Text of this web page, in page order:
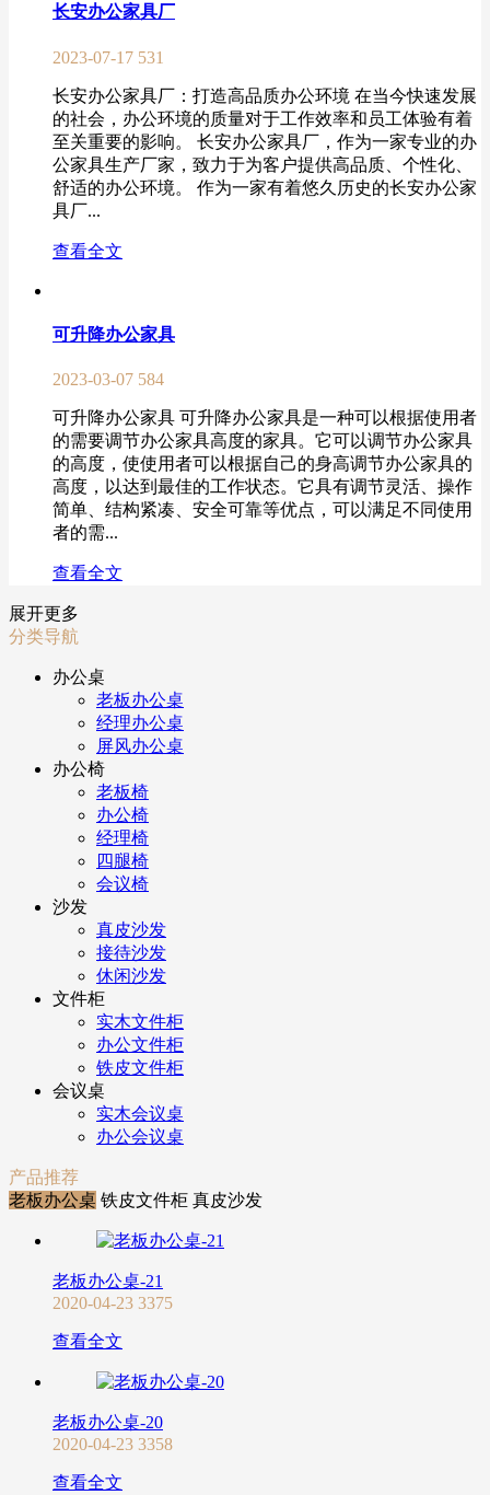
长安办公家具厂
2023-07-17 531
长安办公家具厂：打造高品质办公环境 在当今快速发展
的社会，办公环境的质量对于工作效率和员工体验有着
至关重要的影响。 长安办公家具厂，作为一家专业的办
公家具生产厂家，致力于为客户提供高品质、个性化、
舒适的办公环境。 作为一家有着悠久历史的长安办公家
具厂...
查看全文
可升降办公家具
2023-03-07 584
可升降办公家具 可升降办公家具是一种可以根据使用者
的需要调节办公家具高度的家具。它可以调节办公家具
的高度，使使用者可以根据自己的身高调节办公家具的
高度，以达到最佳的工作状态。它具有调节灵活、操作
简单、结构紧凑、安全可靠等优点，可以满足不同使用
者的需...
查看全文
展开更多
分类导航
办公桌
老板办公桌
经理办公桌
屏风办公桌
办公椅
老板椅
办公椅
经理椅
四腿椅
会议椅
沙发
真皮沙发
接待沙发
休闲沙发
文件柜
实木文件柜
办公文件柜
铁皮文件柜
会议桌
实木会议桌
办公会议桌
产品推荐
老板办公桌 铁皮文件柜 真皮沙发
老板办公桌-21
2020-04-23 3375
查看全文
老板办公桌-20
2020-04-23 3358
查看全文